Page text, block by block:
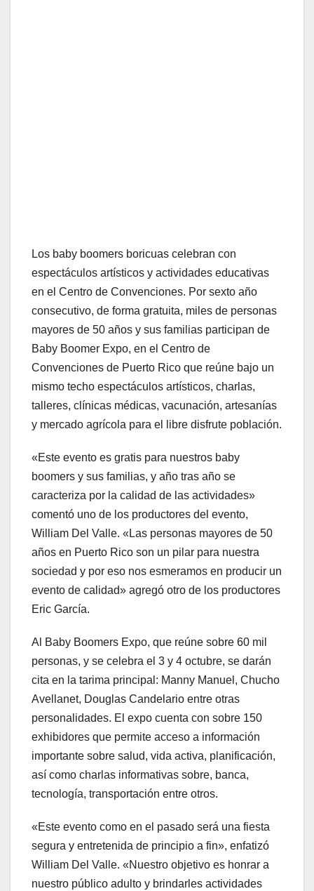
Los baby boomers boricuas celebran con
espectáculos artísticos y actividades educativas
en el Centro de Convenciones. Por sexto año
consecutivo, de forma gratuita, miles de personas
mayores de 50 años y sus familias participan de
Baby Boomer Expo, en el Centro de
Convenciones de Puerto Rico que reúne bajo un
mismo techo espectáculos artísticos, charlas,
talleres, clínicas médicas, vacunación, artesanías
y mercado agrícola para el libre disfrute población.
«Este evento es gratis para nuestros baby
boomers y sus familias, y año tras año se
caracteriza por la calidad de las actividades»
comentó uno de los productores del evento,
William Del Valle. «Las personas mayores de 50
años en Puerto Rico son un pilar para nuestra
sociedad y por eso nos esmeramos en producir un
evento de calidad» agregó otro de los productores
Eric García.
Al Baby Boomers Expo, que reúne sobre 60 mil
personas, y se celebra el 3 y 4 octubre, se darán
cita en la tarima principal: Manny Manuel, Chucho
Avellanet, Douglas Candelario entre otras
personalidades. El expo cuenta con sobre 150
exhibidores que permite acceso a información
importante sobre salud, vida activa, planificación,
así como charlas informativas sobre, banca,
tecnología, transportación entre otros.
«Este evento como en el pasado será una fiesta
segura y entretenida de principio a fin», enfatizó
William Del Valle. «Nuestro objetivo es honrar a
nuestro público adulto y brindarles actividades